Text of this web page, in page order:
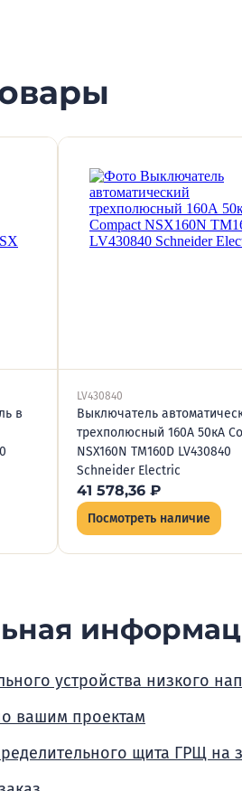
в
LV430840
Выключатель
трехполюсный 160А 50кА
NSX160N TM160D LV430840
Schneider Electric
41 578,36 ₽
Посмотреть наличие
устройства низкого
вашим проектам
щита ГРЩ на